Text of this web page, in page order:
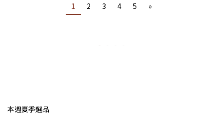
1 2 3 4 5 »
本週夏季選品